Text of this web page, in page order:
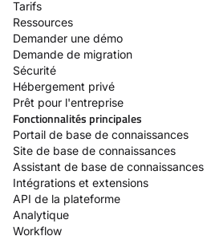
Tarifs
Ressources
Demander une démo
Demande de migration
Sécurité
Hébergement privé
Prêt pour l'entreprise
Fonctionnalités principales
Portail de base de connaissances
Site de base de connaissances
Assistant de base de connaissances
Intégrations et extensions
API de la plateforme
Analytique
Workflow